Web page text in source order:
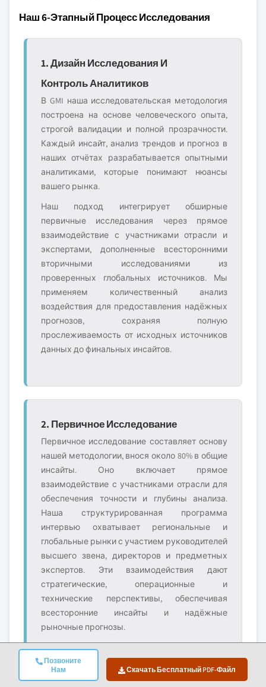
Позвоните
Нам
Скачать Бесплатный PDF-Файл
Наш 6-Этапный Процесс Исследования
1. Дизайн Исследования И
Контроль Аналитиков
В GMI наша исследовательская методология
построена на основе человеческого опыта,
строгой валидации и полной прозрачности.
Каждый инсайт, анализ трендов и прогноз в
наших отчётах разрабатывается опытными
аналитиками, которые понимают нюансы
вашего рынка.
Наш подход интегрирует обширные
первичные исследования через прямое
взаимодействие с участниками отрасли и
экспертами, дополненные всесторонними
вторичными исследованиями из
проверенных глобальных источников. Мы
применяем количественный анализ
воздействия для предоставления надёжных
прогнозов, сохраняя полную
прослеживаемость от исходных источников
данных до финальных инсайтов.
2. Первичное Исследование
Первичное исследование составляет основу
нашей методологии, внося около 80% в общие
инсайты. Оно включает прямое
взаимодействие с участниками отрасли для
обеспечения точности и глубины анализа.
Наша структурированная программа
интервью охватывает региональные и
глобальные рынки с участием руководителей
высшего звена, директоров и предметных
экспертов. Эти взаимодействия дают
стратегические, операционные и
технические перспективы, обеспечивая
всесторонние инсайты и надёжные
рыночные прогнозы.